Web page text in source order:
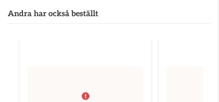
Andra har också beställt